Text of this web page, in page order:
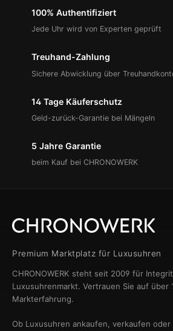
100% Authentifiziert
Jede Uhr wird von Experten geprüft
Treuhand-Zahlung
Sichere Abwicklung über
14 Tage Käuferschutz
Geld-zurück-Garantie bei Mängeln
5 Jahre Garantie
beim Kauf bei CHRONOWERK
Premium Marktplatz für Luxusuhren
CHRONOWERK steht seit 2009 für
Luxusuhrenmarkt. Vertrauen Sie auf über
Markterfahrung.
Ob Luxusuhren ankaufen, verkaufen oder